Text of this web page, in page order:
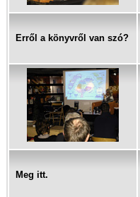
Erről a könyvről van szó?
Meg itt.